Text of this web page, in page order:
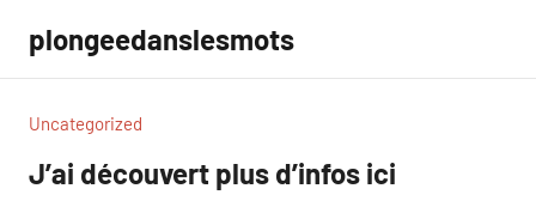
contenu
plongeedanslesmots
Uncategorized
J’ai découvert plus d’infos ici